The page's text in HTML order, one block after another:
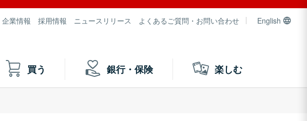
企業情報 採用情報 ニュースリリース よくあるご質問・お問い合わせ English
買う 銀行・保険 楽しむ